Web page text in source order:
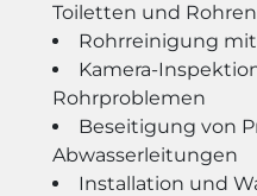
Toiletten und Rohren
Rohrreinigung
Kamera-
Rohrproblemen
Beseitigung von
Abwasserleitungen
Installation und